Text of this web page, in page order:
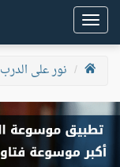
Toggle
navigation
نور على الدرب